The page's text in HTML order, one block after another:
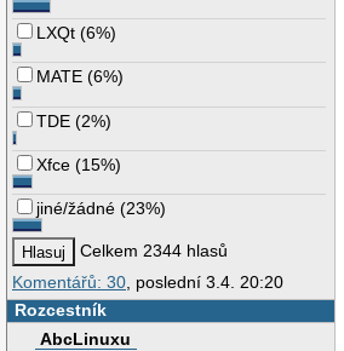
LXQt (6%)
MATE (6%)
TDE (2%)
Xfce (15%)
jiné/žádné (23%)
Celkem 2344 hlasů
Komentářů: 30 , poslední 3.4. 20:20
Rozcestník
AbcLinuxu